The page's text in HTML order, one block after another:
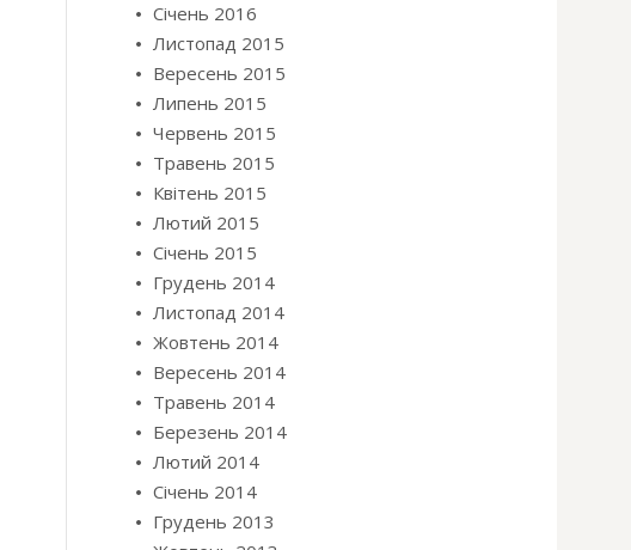
Січень 2016
Листопад 2015
Вересень 2015
Липень 2015
Червень 2015
Травень 2015
Квітень 2015
Лютий 2015
Січень 2015
Грудень 2014
Листопад 2014
Жовтень 2014
Вересень 2014
Травень 2014
Березень 2014
Лютий 2014
Січень 2014
Грудень 2013